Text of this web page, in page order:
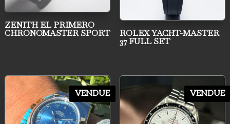
ZENITH EL PRIMERO
CHRONOMASTER SPORT ROLEX YACHT-MASTER
37 FULL SET
VENDUE VENDUE